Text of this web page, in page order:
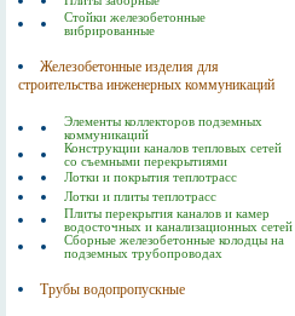
Стойки железобетонные
вибрированные
Железобетонные изделия для
строительства инженерных коммуникаций
Элементы коллекторов подземных
коммуникаций
Конструкции каналов тепловых сетей
со съемными перекрытиями
Лотки и покрытия теплотрасс
Лотки и плиты теплотрасс
Плиты перекрытия каналов и камер
водосточных и канализационных сетей
Сборные железобетонные колодцы на
подземных трубопроводах
Трубы водопропускные